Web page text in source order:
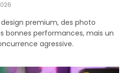
premium, des photo
bonnes performances, mais un
agressive.